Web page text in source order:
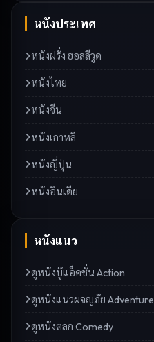
หนังประเทศ
หนังฝรั่ง ฮอลลีวูด
หนังไทย
หนังจีน
หนังเกาหลี
หนังญี่ปุ่น
หนังอินเดีย
หนังแนว
ดูหนังบู๊แอ็คชั่น Action
ดูหนังแนวผจญภัย Adventure
ดูหนังตลก Comedy